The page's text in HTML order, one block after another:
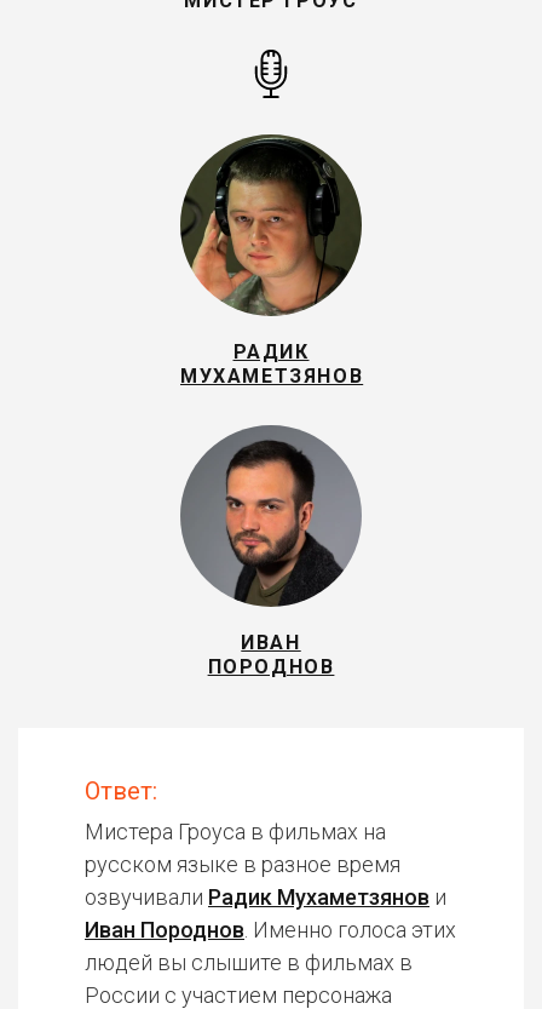
РАДИК
МУХАМЕТЗЯНОВ
ИВАН
ПОРОДНОВ
Ответ:
Мистера Гроуса в фильмах на
русском языке в разное время
озвучивали Радик Мухаметзянов и
Иван Породнов . Именно голоса этих
людей вы слышите в фильмах в
России с участием персонажа